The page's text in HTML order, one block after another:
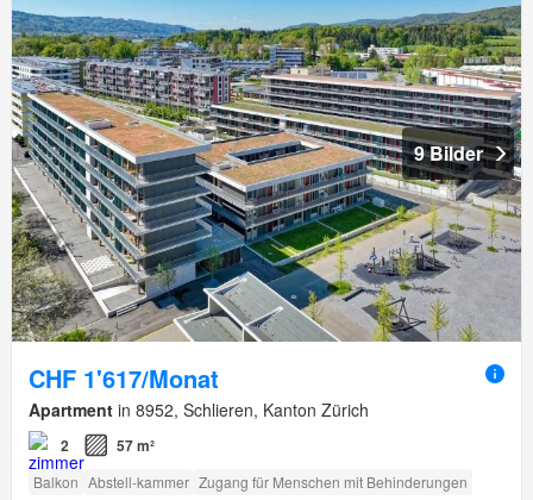
9 Bilder
CHF 1'617/Monat
Apartment in 8952, Schlieren, Kanton Zürich
2 57 m²
Balkon Abstell-kammer Zugang für Menschen mit Behinderungen